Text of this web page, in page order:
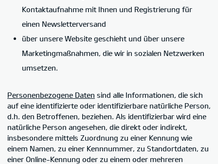
Kontaktaufnahme mit Ihnen und Registrierung für
einen Newsletterversand
über unsere Website geschieht und über unsere
Marketingmaßnahmen, die wir in sozialen Netzwerken
umsetzen.
Personenbezogene Daten sind alle Informationen, die sich
auf eine identifizierte oder identifizierbare natürliche Person,
d.h. den Betroffenen, beziehen. Als identifizierbar wird eine
natürliche Person angesehen, die direkt oder indirekt,
insbesondere mittels Zuordnung zu einer Kennung wie
einem Namen, zu einer Kennnummer, zu Standortdaten, zu
einer Online-Kennung oder zu einem oder mehreren